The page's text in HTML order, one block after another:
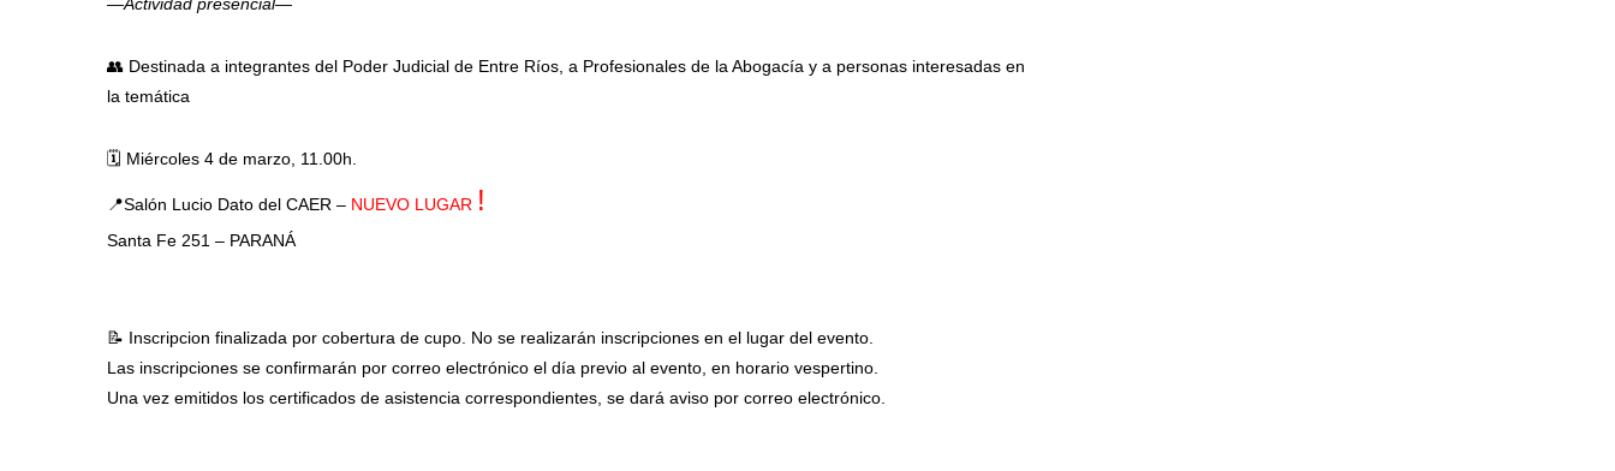
—Actividad presencial—
👥 Destinada a integrantes del Poder Judicial de Entre Ríos, a Profesionales de la Abogacía y a personas interesadas en
la temática
🗓️ Miércoles 4 de marzo, 11.00h.
📍Salón Lucio Dato del CAER – NUEVO LUGAR !
Santa Fe 251 – PARANÁ
📝 Inscripcion finalizada por cobertura de cupo. No se realizarán inscripciones en el lugar del evento.
Las inscripciones se confirmarán por correo electrónico el día previo al evento, en horario vespertino.
Una vez emitidos los certificados de asistencia correspondientes, se dará aviso por correo electrónico.